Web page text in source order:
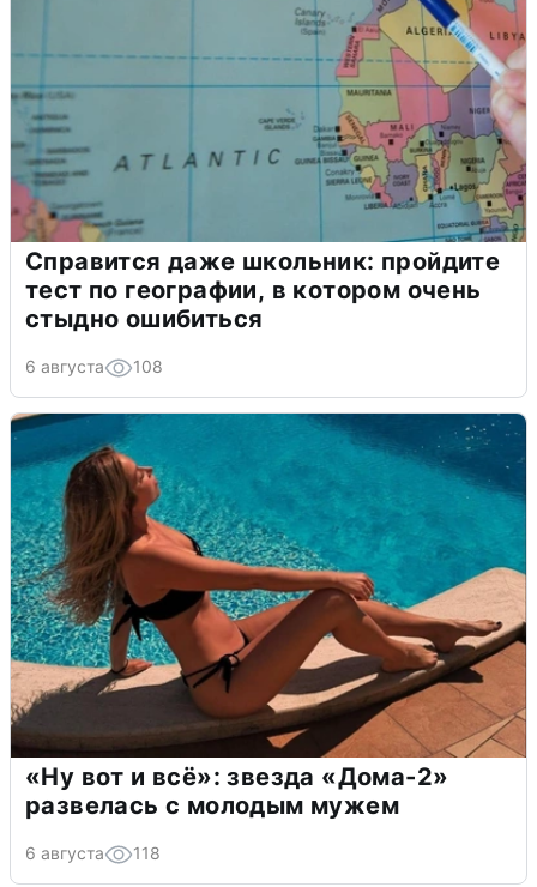
Справится даже школьник: пройдите
тест по географии, в котором очень
стыдно ошибиться
6 августа 108
«Ну вот и всё»: звезда «Дома-2»
развелась с молодым мужем
6 августа 118